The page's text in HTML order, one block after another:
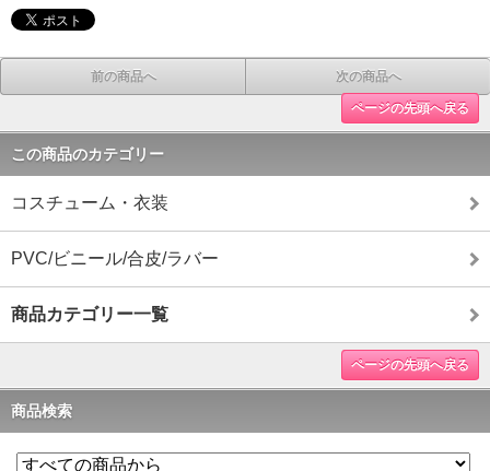
前の商品へ 次の商品へ
ページの先頭へ戻る
この商品のカテゴリー
コスチューム・衣装
PVC/ビニール/合皮/ラバー
商品カテゴリー一覧
ページの先頭へ戻る
商品検索